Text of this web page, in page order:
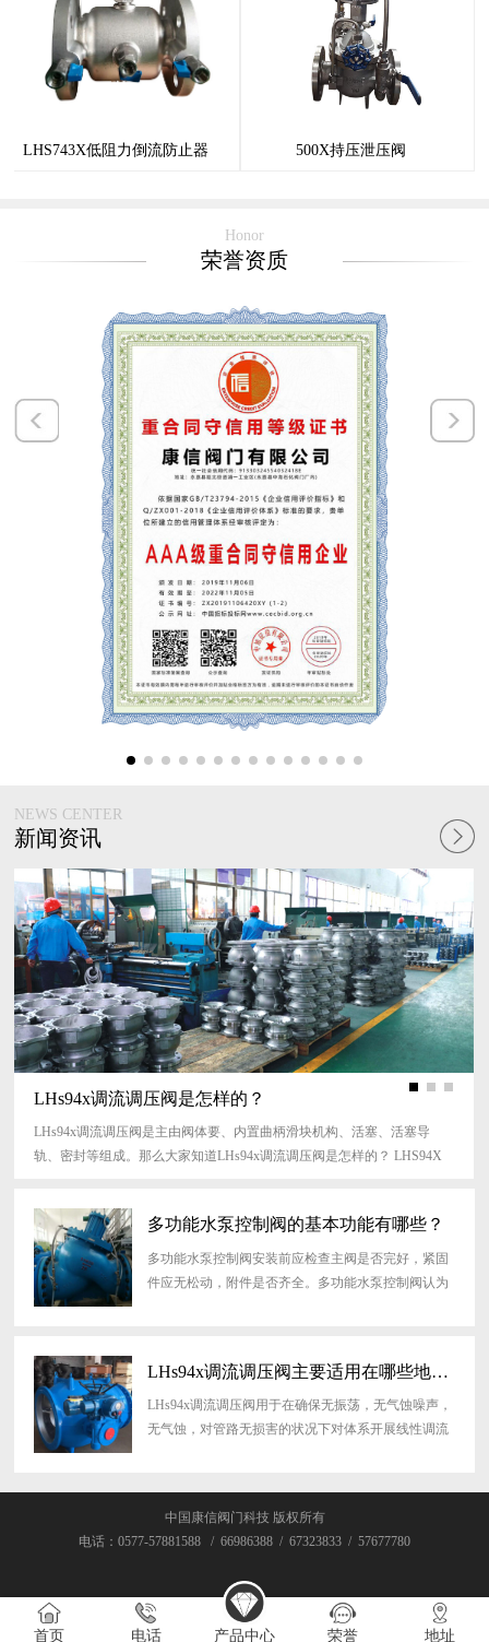
LHS743X低阻力倒流防止器 500X持压泄压阀
Honor
荣誉资质
NEWS CENTER
新闻资讯
LHs94x调流调压阀是怎样的？
LHs94x调流调压阀是主由阀体要、内置曲柄滑块机构、活塞、活塞导
轨、密封等组成。那么大家知道LHs94x调流调压阀是怎样的？ LHS94X
水利控制阀中功能最强、压力最稳定的一种控制阀。
多功能水泵控制阀的基本功能有哪些？
多功能水泵控制阀安装前应检查主阀是否完好，紧固
件应无松动，附件是否齐全。多功能水泵控制阀认为
LHs94x调流调压阀主要适用在哪些地方？
LHs94x调流调压阀用于在确保无振荡，无气蚀噪声，
无气蚀，对管路无损害的状况下对体系开展线性调流
中国康信阀门科技 版权所有
电话：0577-57881588 / 66986388 / 67323833 / 57677780
首页 电话 产品中心 荣誉 地址